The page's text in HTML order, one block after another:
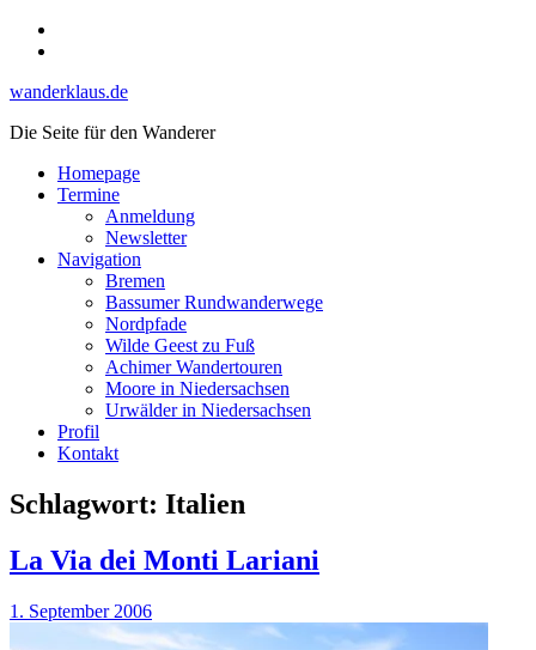
Skip
wanderklaus.de
Die Seite für den Wanderer
Homepage
Termine
Anmeldung
Newsletter
Navigation
Bremen
Bassumer Rundwanderwege
Nordpfade
Wilde Geest zu Fuß
Achimer Wandertouren
Moore in Niedersachsen
Urwälder in Niedersachsen
Profil
Kontakt
Schlagwort: Italien
La Via dei Monti Lariani
1. September 2006